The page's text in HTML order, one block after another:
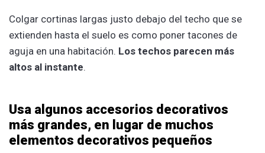
Colgar cortinas largas justo debajo del techo que se
extienden hasta el suelo es como poner tacones de
aguja en una habitación. Los techos parecen más
altos al instante.
Usa algunos accesorios decorativos
más grandes, en lugar de muchos
elementos decorativos pequeños